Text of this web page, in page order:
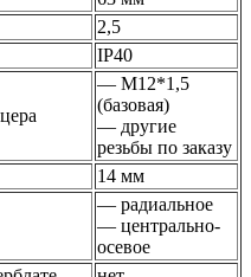
2,5
IP40
— М12*1,5
(базовая)
— другие
резьбы по заказу
14 мм
— радиальное
— центрально-
осевое